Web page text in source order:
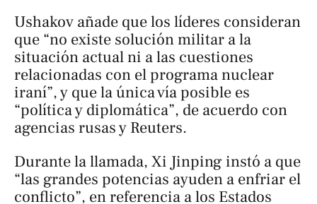
Ushakov añade que los líderes consideran
que “no existe solución militar a la
situación actual ni a las cuestiones
relacionadas con el programa nuclear
iraní”, y que la única vía posible es
“política y diplomática”, de acuerdo con
agencias rusas y Reuters.
Durante la llamada, Xi Jinping instó a que
“las grandes potencias ayuden a enfriar el
conflicto”, en referencia a los Estados